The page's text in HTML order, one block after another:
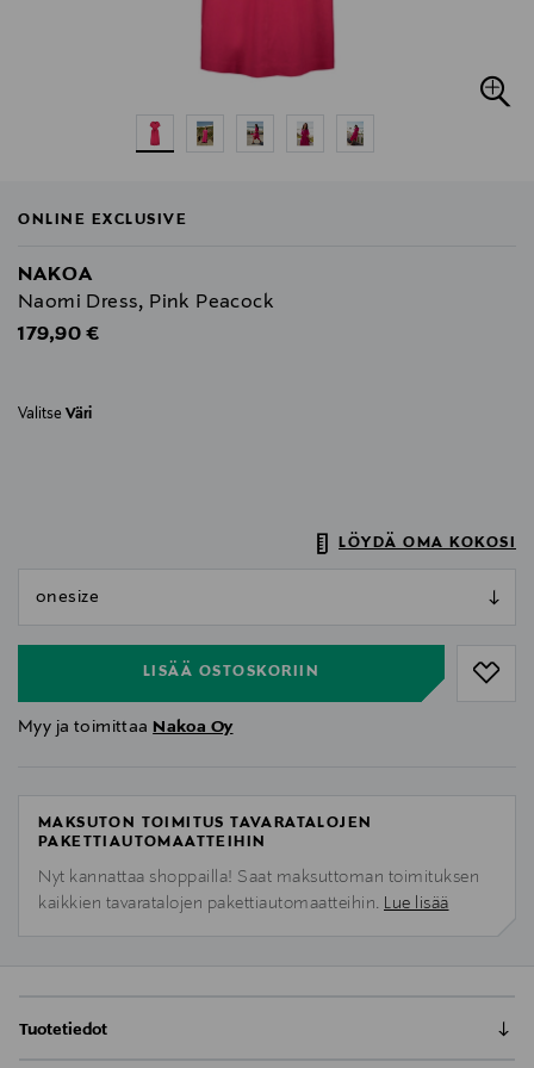
ONLINE EXCLUSIVE
NAKOA
Naomi Dress, Pink Peacock
Original Price
179,90 €
Valitse Väri
LÖYDÄ OMA KOKOSI
LISÄÄ OSTOSKORIIN
null
Myy ja toimittaa Nakoa Oy
MAKSUTON TOIMITUS TAVARATALOJEN
PAKETTIAUTOMAATTEIHIN
Nyt kannattaa shoppailla! Saat maksuttoman toimituksen
kaikkien tavaratalojen pakettiautomaatteihin. Lue lisää
Tuotetiedot